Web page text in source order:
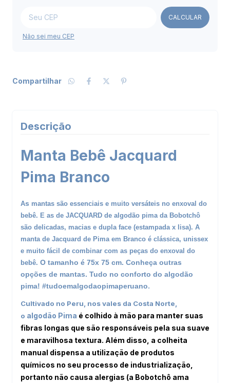
Alterar CEP
CALCULAR
Não sei meu CEP
Compartilhar
Descrição
Manta Bebê Jacquard
Pima Branco
As mantas são essenciais e muito versáteis no enxoval do
bebê. E as de JACQUARD de algodão pima da Bobotchô
são delicadas, macias e dupla face (estampada x lisa). A
manta de Jacquard de Pima em Branco é clássica, unissex
e muito fácil de combinar com as peças do enxoval do
bebê. O tamanho é 75x 75 cm. Conheça outras
opções de mantas. Tudo no conforto do algodão
pima! #tudoemalgodaopimaperuano.
Cultivado no Peru, nos vales da Costa Norte,
o algodão Pima é colhido à mão para manter suas
fibras longas que são responsáveis pela sua suave
e maravilhosa textura. Além disso, a colheita
manual dispensa a utilização de produtos
químicos no seu processo de industrialização,
portanto não causa alergias (a Bobotchô ama